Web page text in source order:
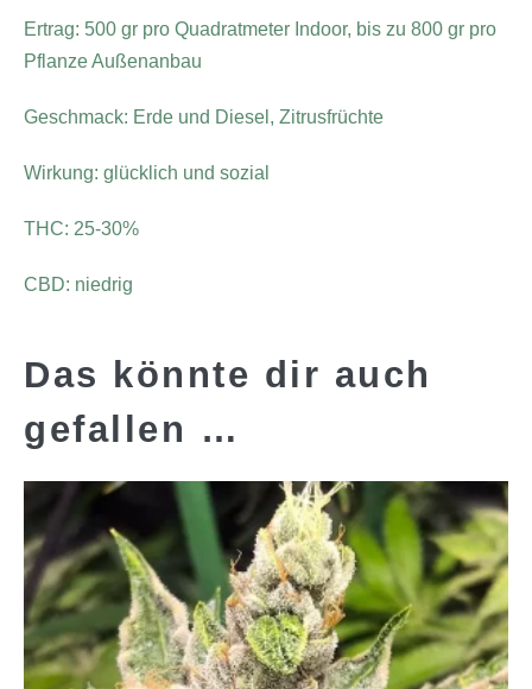
Ertrag: 500 gr pro Quadratmeter Indoor, bis zu 800 gr pro
Pflanze Außenanbau
Geschmack: Erde und Diesel, Zitrusfrüchte
Wirkung: glücklich und sozial
THC: 25-30%
CBD: niedrig
Das könnte dir auch
gefallen …